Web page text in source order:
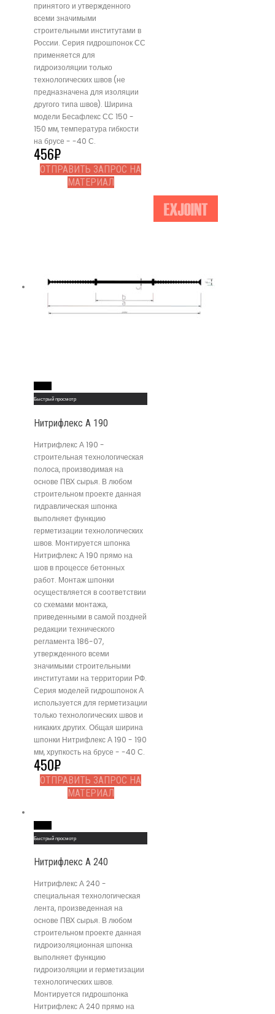
принятого и утвержденного
всеми значимыми
строительными институтами в
России. Серия гидрошпонок СС
применяется для
гидроизоляции только
технологических швов (не
предназначена для изоляции
другого типа швов). Ширина
модели Бесафлекс СС 150 -
150 мм, температура гибкости
на брусе - -40 С.
456₽
ОТПРАВИТЬ ЗАПРОС НА
МАТЕРИАЛ
Быстрый просмотр
Нитрифлекс А 190
Нитрифлекс А 190 -
строительная технологическая
полоса, производимая на
основе ПВХ сырья. В любом
строительном проекте данная
гидравлическая шпонка
выполняет функцию
герметизации технологических
швов. Монтируется шпонка
Нитрифлекс А 190 прямо на
шов в процессе бетонных
работ. Монтаж шпонки
осуществляется в соответствии
со схемами монтажа,
приведенными в самой поздней
редакции технического
регламента 186-07,
утвержденного всеми
значимыми строительными
институтами на территории РФ.
Серия моделей гидрошпонок А
используется для герметизации
только технологических швов и
никаких других. Общая ширина
шпонки Нитрифлекс А 190 - 190
мм, хрупкость на брусе - -40 С.
450₽
ОТПРАВИТЬ ЗАПРОС НА
МАТЕРИАЛ
Быстрый просмотр
Нитрифлекс А 240
Нитрифлекс А 240 -
специальная технологическая
лента, произведенная на
основе ПВХ сырья. В любом
строительном проекте данная
гидроизоляционная шпонка
выполняет функцию
гидроизоляции и герметизации
технологических швов.
Монтируется гидрошпонка
Нитрифлекс А 240 прямо на